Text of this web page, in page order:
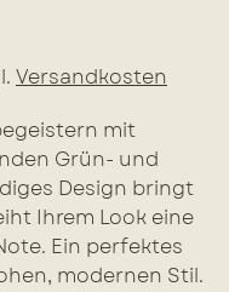
Versandkosten
mit
Grün- und
Design bringt
Ihrem Look eine
Ein perfektes
modernen Stil.